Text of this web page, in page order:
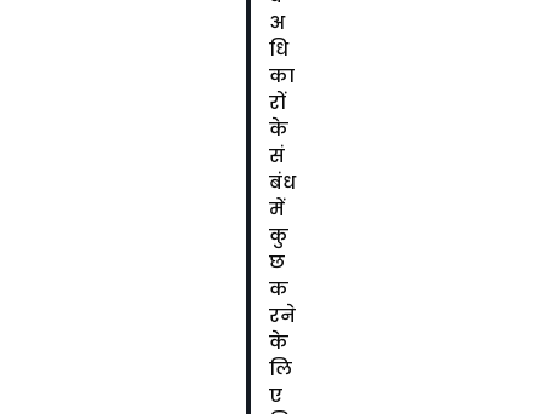
अ
धि
का
रों
के
सं
बंध
में
कु
छ
क
रने
के
लि
ए